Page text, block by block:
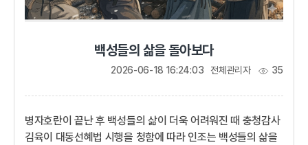
백성들의 삶을 돌아보다
전체관리자 35
병자호란이 끝난 후 백성들의 삶이 더욱 어려워진 때 충청감사
김육이 대동선혜법 시행을 청함에 따라 인조는 백성들의 삶을
2026-06-18 16:24:03